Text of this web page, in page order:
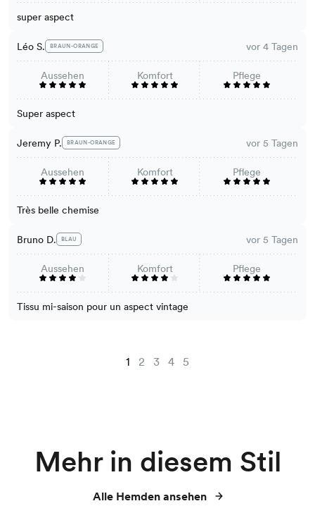
super aspect
Léo S. BRAUN-ORANGE vor 4 Tagen
Aussehen Komfort Pflege
Super aspect
Jeremy P. BRAUN-ORANGE vor 5 Tagen
Aussehen Komfort Pflege
Très belle chemise
Bruno D. BLAU vor 5 Tagen
Aussehen Komfort Pflege
Tissu mi-saison pour un aspect vintage
1 2 3 4 5
Mehr in diesem Stil
Alle Hemden ansehen